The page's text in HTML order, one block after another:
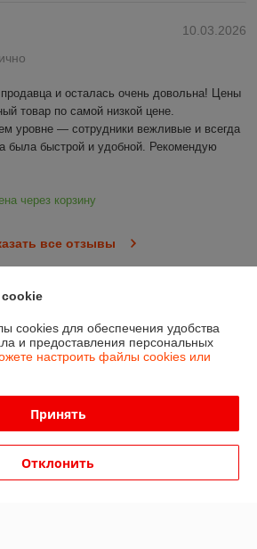
10.03.2026
и осталась очень довольна! Цены
товар по самой низкой цене.
уровне — сотрудники вежливые и всегда
была быстрой и удобной. Рекомендую
через корзину
все отзывы
cookies для обеспечения удобства
и предоставления персональных
настроить файлы cookies или
Принять
Отклонить